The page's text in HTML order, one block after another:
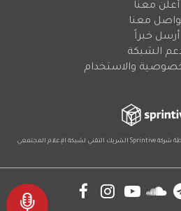
أعلن معنا
معنا
أرسل خبراً
الشبكة
والاستخدام
شركةSprintive الشريك التقني لشبكة الإعلام المجتمعي